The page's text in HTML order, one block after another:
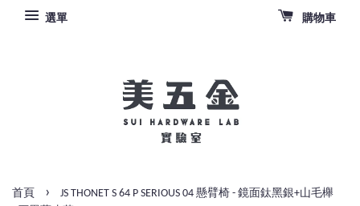
選單 購物車
首頁 ›
JS THONET S 64 P SERIOUS 04 懸臂椅 - 鏡面鈦黑銀+山毛櫸